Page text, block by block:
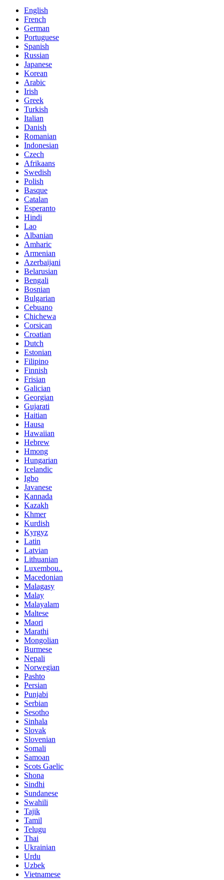
English
French
German
Portuguese
Spanish
Russian
Japanese
Korean
Arabic
Irish
Greek
Turkish
Italian
Danish
Romanian
Indonesian
Czech
Afrikaans
Swedish
Polish
Basque
Catalan
Esperanto
Hindi
Lao
Albanian
Amharic
Armenian
Azerbaijani
Belarusian
Bengali
Bosnian
Bulgarian
Cebuano
Chichewa
Corsican
Croatian
Dutch
Estonian
Filipino
Finnish
Frisian
Galician
Georgian
Gujarati
Haitian
Hausa
Hawaiian
Hebrew
Hmong
Hungarian
Icelandic
Igbo
Javanese
Kannada
Kazakh
Khmer
Kurdish
Kyrgyz
Latin
Latvian
Lithuanian
Luxembou..
Macedonian
Malagasy
Malay
Malayalam
Maltese
Maori
Marathi
Mongolian
Burmese
Nepali
Norwegian
Pashto
Persian
Punjabi
Serbian
Sesotho
Sinhala
Slovak
Slovenian
Somali
Samoan
Scots Gaelic
Shona
Sindhi
Sundanese
Swahili
Tajik
Tamil
Telugu
Thai
Ukrainian
Urdu
Uzbek
Vietnamese